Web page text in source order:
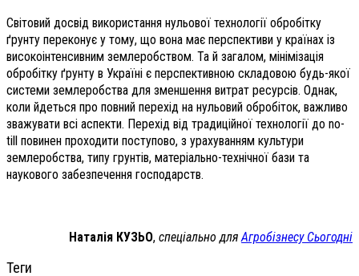
Світовий досвід використання нульової технології обробітку
ґрунту переконує у тому, що вона має перспективи у країнах із
високоінтенсивним землеробством. Та й загалом, мінімізація
обробітку ґрунту в Україні є перспективною складовою будь-якої
системи землеробства для зменшення витрат ресурсів. Однак,
коли йдеться про повний перехід на нульовий обробіток, важливо
зважувати всі аспекти. Перехід від традиційної технології до no-
till повинен проходити поступово, з урахуванням культури
землеробства, типу грунтів, матеріально-технічної бази та
наукового забезпечення господарств.
Наталія КУЗЬО, спеціально дляАгробізнесу Сьогодні
Теги